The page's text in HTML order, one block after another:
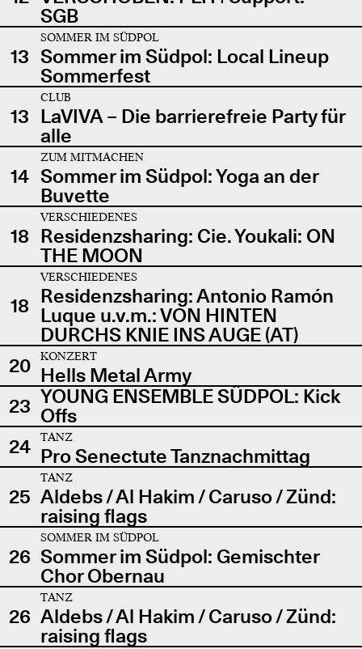
SGB
13
SOMMER IM SÜDPOL
Sommer im Südpol: Local Lineup
Sommerfest
13
CLUB
LaVIVA – Die barrierefreie Party für
alle
14
ZUM MITMACHEN
Sommer im Südpol: Yoga an der
Buvette
18
VERSCHIEDENES
Residenzsharing: Cie. Youkali: ON
THE MOON
18
VERSCHIEDENES
Residenzsharing: Antonio Ramón
Luque u.v.m.: VON HINTEN
DURCHS KNIE INS AUGE (AT)
20
KONZERT
Hells Metal Army
23 YOUNG ENSEMBLE SÜDPOL: Kick
Offs
24
TANZ
Pro Senectute Tanznachmittag
25
TANZ
Aldebs / Al Hakim / Caruso / Zünd:
raising flags
26
SOMMER IM SÜDPOL
Sommer im Südpol: Gemischter
Chor Obernau
26
TANZ
Aldebs / Al Hakim / Caruso / Zünd:
raising flags